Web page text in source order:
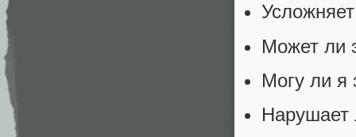
Может ли
Могу ли я
Нарушает